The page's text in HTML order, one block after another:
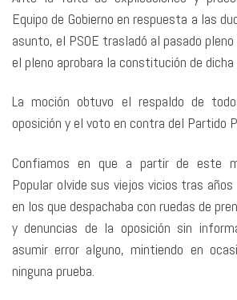
Equipo de Gobierno en respuesta a las
asunto, el PSOE trasladó al pasado
el pleno aprobara la constitución de dicha
La moción obtuvo el respaldo de
oposición y el voto en contra del Partido
Confiamos en que a partir de este
Popular olvide sus viejos vicios tras
en los que despachaba con ruedas de
y denuncias de la oposición sin
asumir error alguno, mintiendo en
ninguna prueba.